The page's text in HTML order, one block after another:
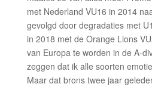
met Nederland VU16 in 2014
gevolgd door degradaties met
in 2018 met de Orange Lions
van Europa te worden in de A-
zeggen dat ik alle soorten
Maar dat brons twee jaar